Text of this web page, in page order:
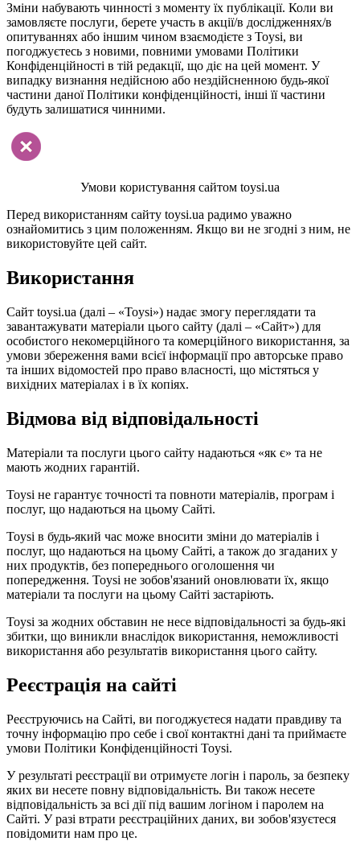
Зміни набувають чинності з моменту їх публікації. Коли ви
замовляєте послуги, берете участь в акції/в дослідженнях/в
опитуваннях або іншим чином взаємодієте з Toysi, ви
погоджуєтесь з новими, повними умовами Політики
Конфіденційності в тій редакції, що діє на цей момент. У
випадку визнання недійсною або нездійсненною будь-якої
частини даної Політики конфіденційності, інші її частини
будуть залишатися чинними.
Умови користування сайтом toysi.ua
Перед використанням сайту toysi.ua радимо уважно
ознайомитись з цим положенням. Якщо ви не згодні з ним, не
використовуйте цей сайт.
Використання
Сайт toysi.ua (далі – «Toysi») надає змогу переглядати та
завантажувати матеріали цього сайту (далі – «Сайт») для
особистого некомерційного та комерційного використання, за
умови збереження вами всієї інформації про авторське право
та інших відомостей про право власності, що містяться у
вихідних матеріалах і в їх копіях.
Відмова від відповідальності
Матеріали та послуги цього сайту надаються «як є» та не
мають жодних гарантій.
Toysi не гарантує точності та повноти матеріалів, програм і
послуг, що надаються на цьому Сайті.
Toysi в будь-який час може вносити зміни до матеріалів і
послуг, що надаються на цьому Сайті, а також до згаданих у
них продуктів, без попереднього оголошення чи
попередження. Toysi не зобов'язаний оновлювати їх, якщо
матеріали та послуги на цьому Сайті застаріють.
Toysi за жодних обставин не несе відповідальності за будь-які
збитки, що виникли внаслідок використання, неможливості
використання або результатів використання цього сайту.
Реєстрація на сайті
Реєструючись на Сайті, ви погоджуєтеся надати правдиву та
точну інформацію про себе і свої контактні дані та приймаєте
умови Політики Конфіденційності Toysi.
У результаті реєстрації ви отримуєте логін і пароль, за безпеку
яких ви несете повну відповідальність. Ви також несете
відповідальність за всі дії під вашим логіном і паролем на
Сайті. У разі втрати реєстраційних даних, ви зобов'язуєтеся
повідомити нам про це.